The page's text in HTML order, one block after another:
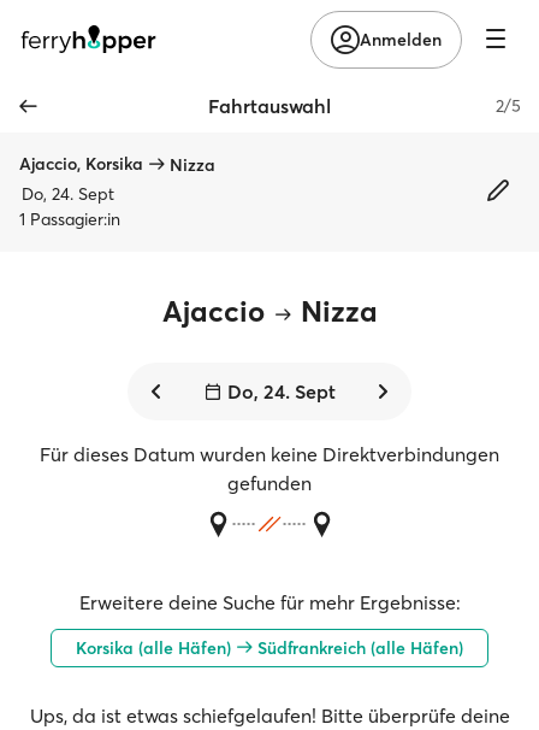
Anmelden
Fahrtauswahl 2/5
Ajaccio, Korsika
Nizza
Do, 24. Sept
1 Passagier:in
Ajaccio Nizza
Do, 24. Sept
Für dieses Datum wurden keine Direktverbindungen
gefunden
Erweitere deine Suche für mehr Ergebnisse:
Korsika (alle Häfen) Südfrankreich (alle Häfen)
Ups, da ist etwas schiefgelaufen! Bitte überprüfe deine